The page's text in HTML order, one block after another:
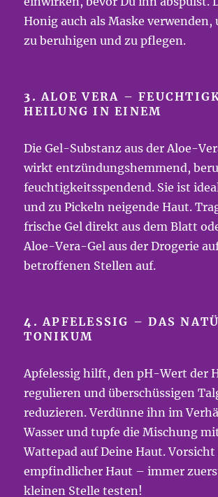
Honig auch als Maske verwenden,
zu beruhigen und zu pflegen.
3.ALOE VERA –
HEILUNG IN EINEM
Die Gel-Substanz aus der Aloe-
wirkt entzündungshemmend,
feuchtigkeitsspendend. Sie ist
und zu Pickeln neigende Haut.
frische Gel direkt aus dem Blatt
Aloe-Vera-Gel aus der Drogerie
betroffenen Stellen auf.
4.APFELESSIG – DAS
TONIKUM
Apfelessig hilft, den pH-Wert der
regulieren und überschüssigen
reduzieren. Verdünne ihn im
Wasser und tupfe die Mischung
Wattepad auf Deine Haut. Vorsicht
empfindlicher Haut – immer
kleinen Stelle testen!